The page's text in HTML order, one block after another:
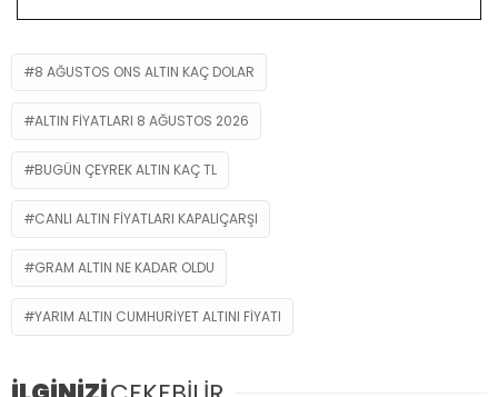
8 AĞUSTOS ONS ALTIN KAÇ DOLAR
ALTIN FIYATLARI 8 AĞUSTOS 2026
BUGÜN ÇEYREK ALTIN KAÇ TL
CANLI ALTIN FIYATLARI KAPALIÇARŞI
GRAM ALTIN NE KADAR OLDU
YARIM ALTIN CUMHURIYET ALTINI FIYATI